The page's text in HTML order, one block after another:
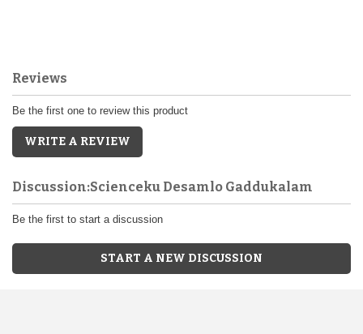
Reviews
Be the first one to review this product
WRITE A REVIEW
Discussion:Scienceku Desamlo Gaddukalam
Be the first to start a discussion
START A NEW DISCUSSION